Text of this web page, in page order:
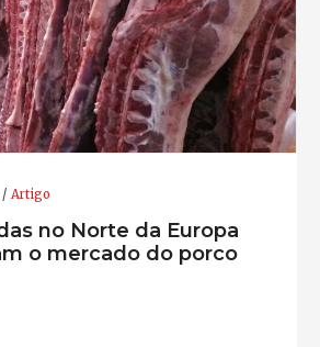
Artigo
no Norte da Europa
o mercado do porco